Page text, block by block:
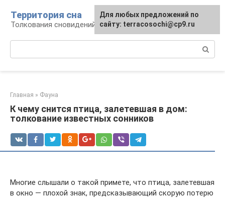
контенту
Территория сна
Толкования сновидений
Главная » Фауна
К чему снится птица, залетевшая в дом:
толкование известных сонников
Многие слышали о такой примете, что птица, залетевшая
в окно — плохой знак, предсказывающий скорую потерю
Для любых предложений по
сайту: terracosochi@cp9.ru